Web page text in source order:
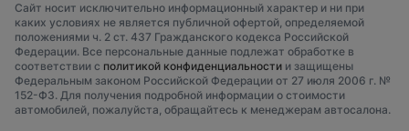
Сайт носит исключительно информационный характер и ни при
каких условиях не является публичной офертой, определяемой
положениями ч. 2 ст. 437 Гражданского кодекса Российской
Федерации. Все персональные данные подлежат обработке в
соответствии с политикой конфиденциальности и защищены
Федеральным законом Российской Федерации от 27 июля 2006 г. №
152-ФЗ. Для получения подробной информации о стоимости
автомобилей, пожалуйста, обращайтесь к менеджерам автосалона.